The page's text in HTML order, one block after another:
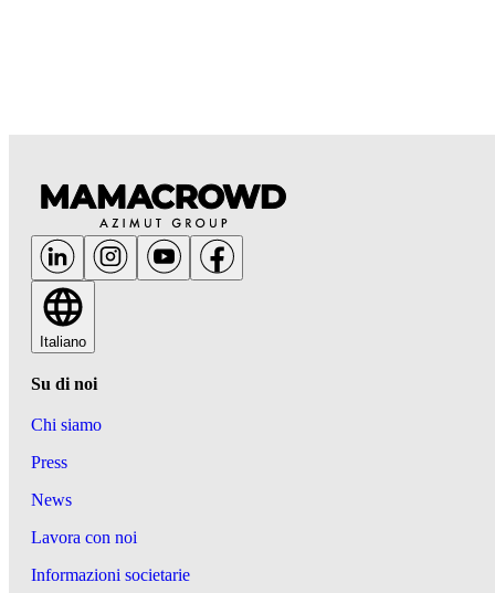
Italiano
Su di noi
Chi siamo
Press
News
Lavora con noi
Informazioni societarie